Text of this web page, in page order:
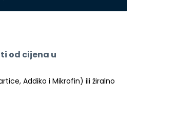
od cijena u
Addiko i Mikrofin) ili žiralno